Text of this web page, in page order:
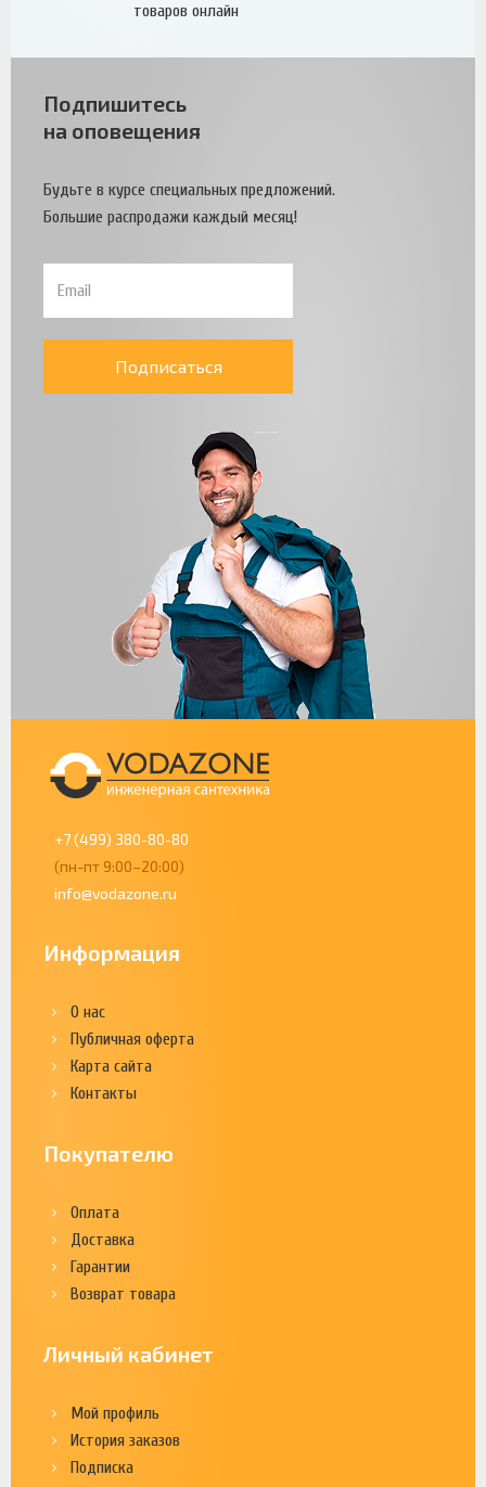
товаров онлайн
Подпишитесь
на оповещения
Будьте в курсе специальных предложений.
Большие распродажи каждый месяц!
Подписаться
+7 (499) 380-80-80
(пн-пт 9:00–20:00)
info@vodazone.ru
Информация
О нас
Публичная оферта
Карта сайта
Контакты
Покупателю
Оплата
Доставка
Гарантии
Возврат товара
Личный кабинет
Мой профиль
История заказов
Подписка